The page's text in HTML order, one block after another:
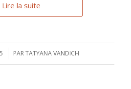
Lire la suite
PARTATYANA VANDICH